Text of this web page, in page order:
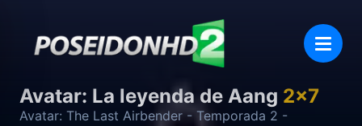
Avatar: La leyenda de Aang 2x7
Avatar: The Last Airbender - Temporada 2 -